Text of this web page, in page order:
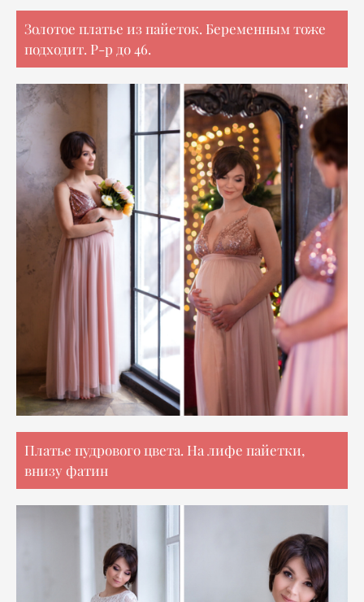
Золотое платье из пайеток. Беременным тоже
подходит. Р-р до 46.
Платье пудрового цвета. На лифе пайетки,
внизу фатин